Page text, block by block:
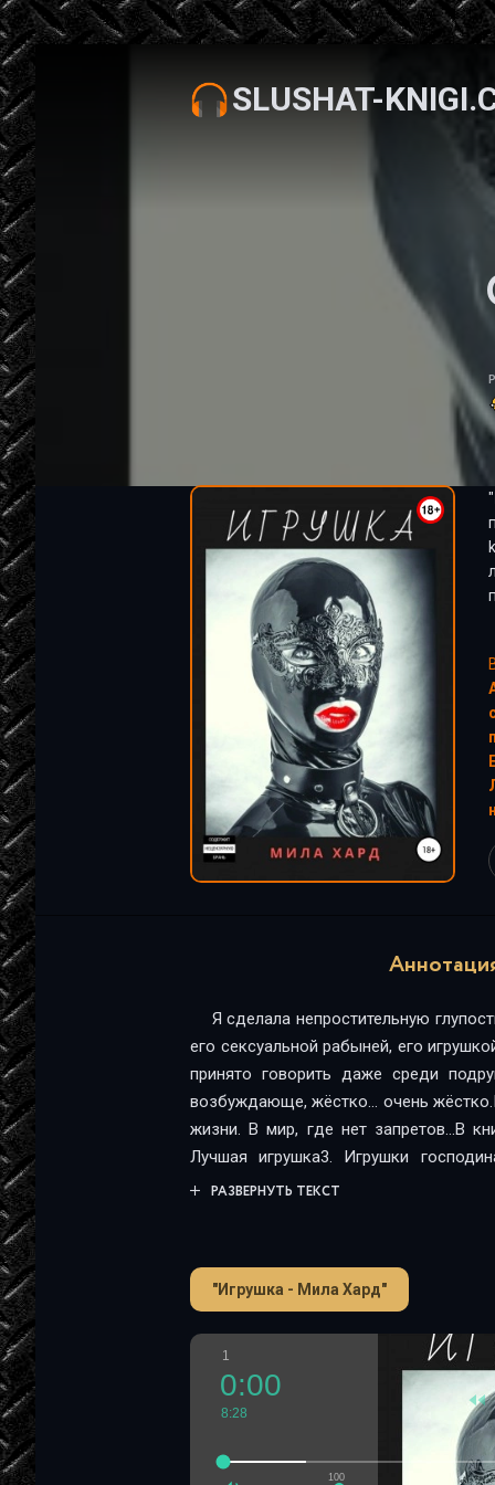
SLUSHAT-
"
Я сделала непростительную
его сексуальной рабыней, его
принято говорить даже среди
возбуждающе, жёстко… очень
жизни. В мир, где нет запретов…В
Лучшая игрушка3. Игрушки
брань.
РАЗВЕРНУТЬ ТЕКСТ
"Игрушка - Мила Хард"
1
100
0:00
8:28